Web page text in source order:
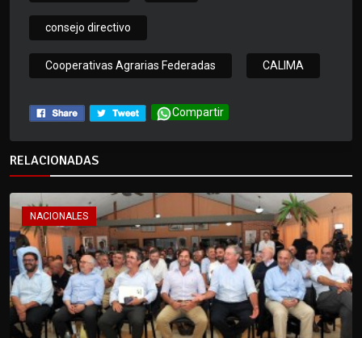
consejo directivo
Cooperativas Agrarias Federadas CALIMA
Compartir
RELACIONADAS
NACIONALES